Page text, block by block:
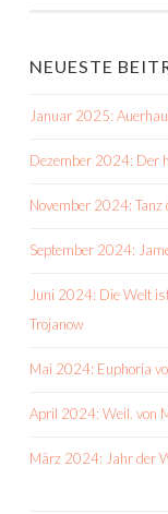
NEUESTE
Januar 2025:
Dezember 2024: Der
November 2024:
September 2024:
Juni 2024: Die Welt
Trojanow
Mai 2024: Euphoria
April 2024: Weil. von
März 2024: Jahr der